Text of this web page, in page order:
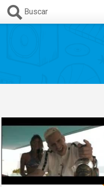
Buscar